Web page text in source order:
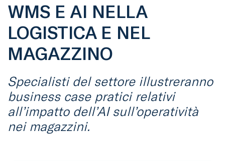
WMS E AI NELLA
LOGISTICA E NEL
MAGAZZINO
Specialisti del settore illustreranno
business case pratici relativi
all’impatto dell’AI sull’operatività
nei magazzini.